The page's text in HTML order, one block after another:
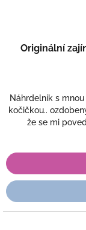
Originální
Náhrdelník s
kočičkou..
že se mi